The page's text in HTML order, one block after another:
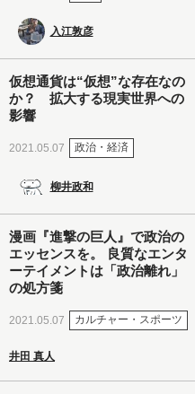
入江敦彦
仮想通貨は“仮想”な存在なの
か？ 拡大する現実世界への
影響
2021.05.07 政治・経済
柳井政和
漫画『進撃の巨人』で政治の
エッセンスを。 良質なエンタ
ーテイメントは「政治離れ」
の処方箋
2021.05.07 カルチャー・スポーツ
井田 真人